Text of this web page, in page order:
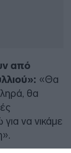
από
«Θα
θα
να νικάμε